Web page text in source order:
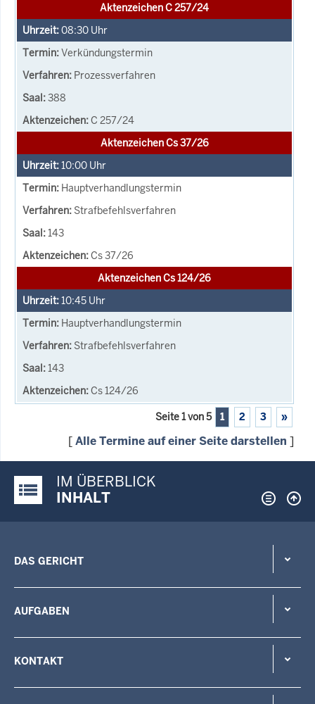
Aktenzeichen C 257/24
08:30 Uhr
Verkündungstermin
Prozessverfahren
388
C 257/24
Aktenzeichen Cs 37/26
10:00 Uhr
Hauptverhandlungstermin
Strafbefehlsverfahren
143
Cs 37/26
Aktenzeichen Cs 124/26
10:45 Uhr
Hauptverhandlungstermin
Strafbefehlsverfahren
143
Cs 124/26
Seite 1 von 5 1 2 3 »
[Alle Termine auf einer Seite darstellen ]
Justiz-Portal im Überblick:
IM ÜBERBLICK
INHALT
DAS GERICHT
AUFGABEN
KONTAKT